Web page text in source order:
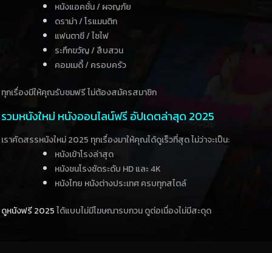
หนังแอคชั่น / ผจญภัย
ดราม่า / โรแมนติก
แฟนตาซี / ไซไฟ
ระทึกขวัญ / สืบสวน
คอมเมดี้ / ครอบครัว
ทุกเรื่องมีให้คุณรับชมฟรี ไม่ต้องสมัครสมาชิก
รวมหนังใหม่ หนังออนไลน์ฟรี อัปเดตล่าสุด 2025
เราคัดสรรหนังใหม่ 2025 ทุกเรื่องมาให้คุณได้ดูเร็วที่สุด ไม่ว่าจะเป็น:
หนังเข้าโรงล่าสุด
หนังชนโรงชัดระดับ HD และ 4K
หนังไทย หนังต่างประเทศ ครบทุกสไตล์
ดูหนังฟรี 2025ได้แบบไม่มีโฆษณารบกวน ดูต่อเนื่องไม่มีสะดุด